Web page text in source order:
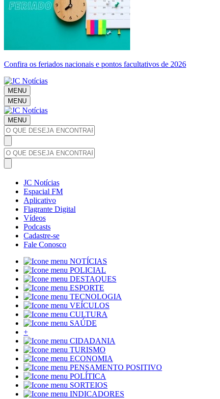
Confira os feriados nacionais e pontos facultativos de 2026
MENU
MENU
MENU
JC Notícias
Espacial FM
Aplicativo
Flagrante Digital
Vídeos
Podcasts
Cadastre-se
Fale Conosco
NOTÍCIAS
POLICIAL
DESTAQUES
ESPORTE
TECNOLOGIA
VEÍCULOS
CULTURA
SAÚDE
+
CIDADANIA
TURISMO
ECONOMIA
PENSAMENTO POSITIVO
POLÍTICA
SORTEIOS
INDICADORES